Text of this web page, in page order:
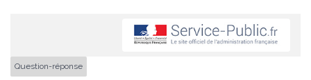
Question-réponse